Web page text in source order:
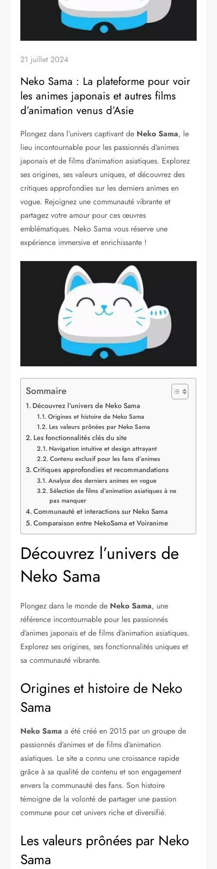
21 juillet 2024
Neko Sama : La plateforme pour voir
les animes japonais et autres films
d’animation venus d’Asie
Plongez dans l’univers captivant de Neko Sama, le
lieu incontournable pour les passionnés d’animes
japonais et de films d’animation asiatiques. Explorez
ses origines, ses valeurs uniques, et découvrez des
critiques approfondies sur les derniers animes en
vogue. Rejoignez une communauté vibrante et
partagez votre amour pour ces œuvres
emblématiques. Neko Sama vous réserve une
expérience immersive et enrichissante !
Sommaire
Découvrez l’univers de Neko Sama
Origines et histoire de Neko Sama
Les valeurs prônées par Neko Sama
Les fonctionnalités clés du site
Navigation intuitive et design attrayant
Contenu exclusif pour les fans d’animes
Critiques approfondies et recommandations
Analyse des derniers animes en vogue
Sélection de films d’animation asiatiques à ne
pas manquer
Communauté et interactions sur Neko Sama
Comparaison entre NekoSama et Voiranime
Découvrez l’univers de
Neko Sama
Plongez dans le monde de Neko Sama, une
référence incontournable pour les passionnés
d’animes japonais et de films d’animation asiatiques.
Explorez ses origines, ses fonctionnalités uniques et
sa communauté vibrante.
Origines et histoire de Neko
Sama
Neko Sama a été créé en 2015 par un groupe de
passionnés d’animes et de films d’animation
asiatiques. Le site a connu une croissance rapide
grâce à sa qualité de contenu et son engagement
envers la communauté des fans. Son histoire
témoigne de la volonté de partager une passion
commune pour cet univers riche et diversifié.
Les valeurs prônées par Neko
Sama